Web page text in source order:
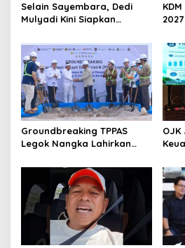
Selain Sayembara, Dedi
Mulyadi Kini Siapkan
Sebarkan Lokasi Penjualan
Narkotika
Groundbreaking TPPAS
Legok Nangka Lahirkan
Penyelesaian Sampah
Bandung Raya